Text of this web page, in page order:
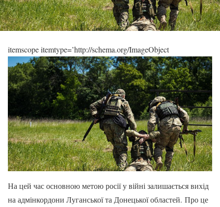
itemscope itemtype=’http://schema.org/ImageObject
На цей час основною метою росії у війні залишається вихід
на адмінкордони Луганської та Донецької областей. Про це